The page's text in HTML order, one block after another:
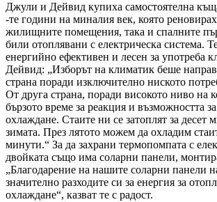
Джули и Дейвид купиха самостоятелна
-те години на миналия век, която
жилищните помещения, така и спалните
били отоплявани с електрическа система.
енергийно ефективен и лесен за употреба
Дейвид: „Изборът на климатик беше
страна поради изключително ниското
От друга страна, поради високото ниво на
бързото време за реакция и възможността
охлаждане. Стаите ни се затоплят за десет
зимата. През лятото можем да охладим
минути.“ За да захрани термопомпата с
двойката също има соларни панели,
„Благодарение на нашите соларни панели
значително разходите си за енергия за
охлаждане“, казват те с радост.